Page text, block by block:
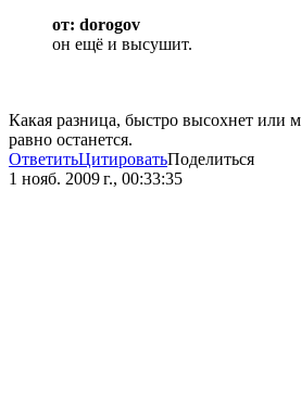
от: dorogov
он ещё и высушит.
Какая разница, быстро высохнет или
равно останется.
ОтветитьЦитироватьПоделиться
1 нояб. 2009 г., 00:33:35